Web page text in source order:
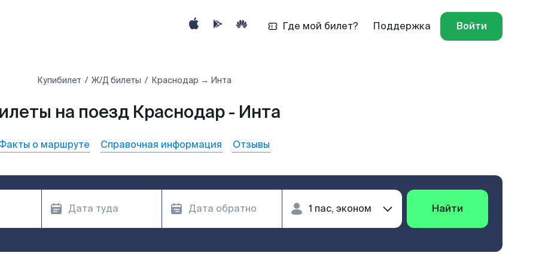
Где мой билет? Поддержка Войти
Купибилет Ж/Д билеты Краснодар → Инта
на поезд Краснодар - Инта
о маршруте Справочная информация Отзывы
Найти